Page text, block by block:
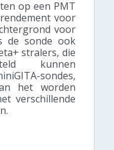
op een PMT
voor
voor
de sonde ook
stralers, die
kunnen
sondes,
het worden
verschillende